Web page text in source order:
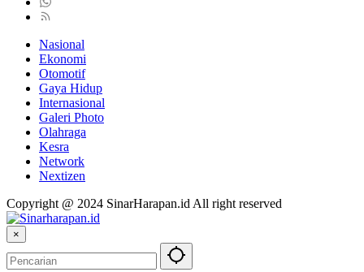
Nasional
Ekonomi
Otomotif
Gaya Hidup
Internasional
Galeri Photo
Olahraga
Kesra
Network
Nextizen
Copyright @ 2024 SinarHarapan.id All right reserved
×